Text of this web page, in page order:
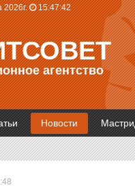
2026г. 15:47:42
агентство
Новости